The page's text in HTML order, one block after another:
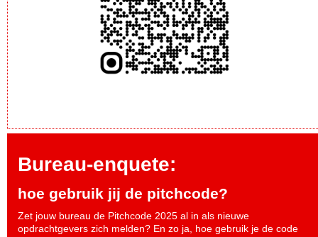
Bureau-enquete:
hoe gebruik jij de pitchcode?
Zet jouw bureau de Pitchcode 2025 al in als nieuwe
opdrachtgevers zich melden? En zo ja, hoe gebruik je de code